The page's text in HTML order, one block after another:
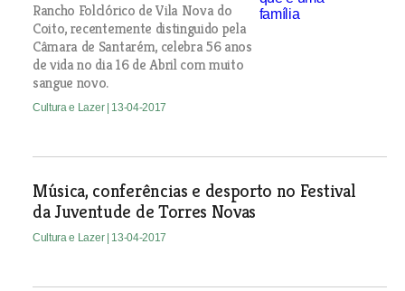
Rancho Folclórico de Vila Nova do
Coito, recentemente distinguido pela
Câmara de Santarém, celebra 56 anos
de vida no dia 16 de Abril com muito
sangue novo.
Cultura e Lazer | 13-04-2017
Música, conferências e desporto no Festival
da Juventude de Torres Novas
Cultura e Lazer | 13-04-2017